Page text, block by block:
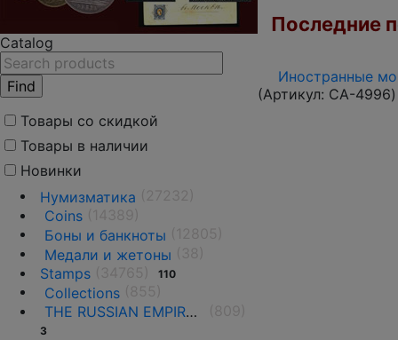
Catalog
Товары со скидкой
Товары в наличии
Новинки
Нумизматика
Coins
Боны и банкноты
Медали и жетоны
Stamps
110
Collections
THE RUSSIAN EMPIRE UNTIL 1917.
3
Последние
Иностранные
(Артикул: CA-4996)